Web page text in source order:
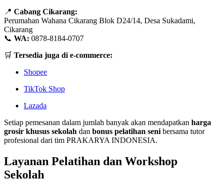
📍 Cabang Cikarang:
Perumahan Wahana Cikarang Blok D24/14, Desa Sukadami,
Cikarang
📞 WA: 0878-8184-0707
🛒 Tersedia juga di e-commerce:
Shopee
TikTok Shop
Lazada
Setiap pemesanan dalam jumlah banyak akan mendapatkan harga
grosir khusus sekolah dan bonus pelatihan seni bersama tutor
profesional dari tim PRAKARYA INDONESIA.
Layanan Pelatihan dan Workshop
Sekolah